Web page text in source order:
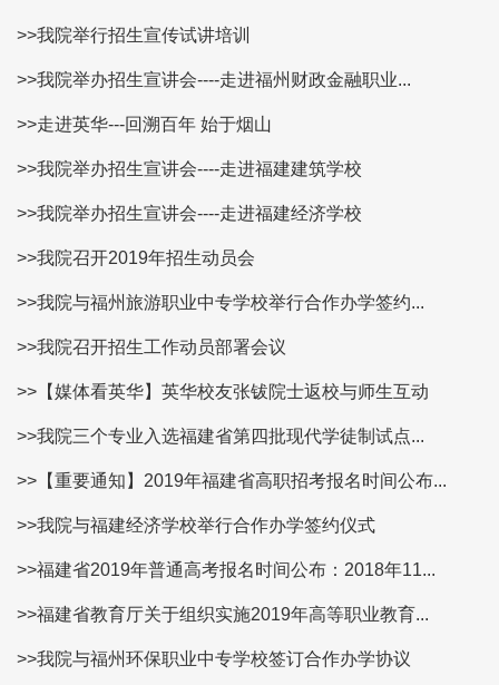
>>我院举行招生宣传试讲培训
>>我院举办招生宣讲会----走进福州财政金融职业...
>>走进英华---回溯百年 始于烟山
>>我院举办招生宣讲会----走进福建建筑学校
>>我院举办招生宣讲会----走进福建经济学校
>>我院召开2019年招生动员会
>>我院与福州旅游职业中专学校举行合作办学签约...
>>我院召开招生工作动员部署会议
>>【媒体看英华】英华校友张钹院士返校与师生互动
>>我院三个专业入选福建省第四批现代学徒制试点...
>>【重要通知】2019年福建省高职招考报名时间公布...
>>我院与福建经济学校举行合作办学签约仪式
>>福建省2019年普通高考报名时间公布：2018年11...
>>福建省教育厅关于组织实施2019年高等职业教育...
>>我院与福州环保职业中专学校签订合作办学协议